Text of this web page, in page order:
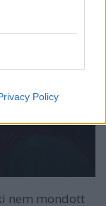
Policy
nem mondott